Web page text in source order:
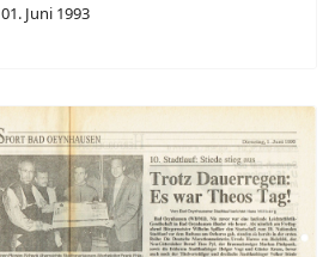
01. Juni 1993